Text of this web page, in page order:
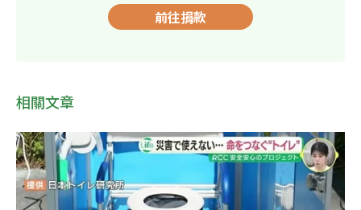
前往捐款
相關文章